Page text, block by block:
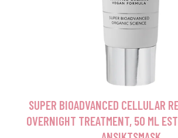
SUPER BIOADVANCED CELLULAR
OVERNIGHT TREATMENT, 50 ML